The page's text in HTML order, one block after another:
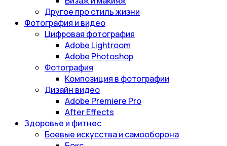
Другое про стиль жизни
Фотография и видео
Цифровая фотография
Adobe Lightroom
Adobe Photoshop
Фотография
Композиция в фотографии
Дизайн видео
Adobe Premiere Pro
After Effects
Здоровье и фитнес
Боевые искусства и самооборона